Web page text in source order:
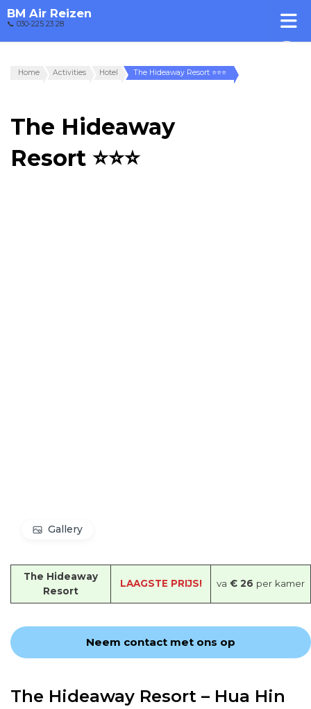
BM Air Reizen
📞 030-225 23 28
Home Activities Hotel The Hideaway Resort ⭐⭐⭐
The Hideaway
Resort ⭐⭐⭐
Gallery
The Hideaway
Resort
LAAGSTE PRIJS! va € 26 per kamer
Neem contact met ons op
The Hideaway Resort – Hua Hin